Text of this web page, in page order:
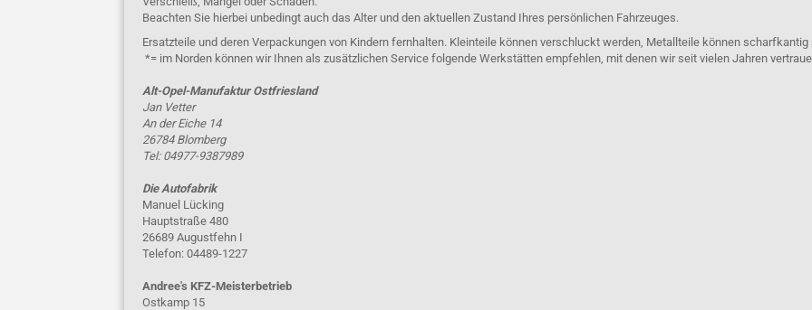
Beachten Sie hierbei unbedingt auch das Alter und den aktuellen Zustand Ihres persönlichen Fahrzeuges.
Ersatzteile und deren Verpackungen von Kindern fernhalten. Kleinteile können verschluckt werden, Metallteile können scharfkantig
*= im Norden können wir Ihnen als zusätzlichen Service folgende Werkstätten empfehlen, mit denen wir seit vielen Jahren
Alt-Opel-Manufaktur Ostfriesland
Jan Vetter
An der Eiche 14
26784 Blomberg
Tel: 04977-9387989
Die Autofabrik
Manuel Lücking
Hauptstraße 480
26689 Augustfehn I
Telefon: 04489-1227
Andree's KFZ-Meisterbetrieb
Ostkamp 15